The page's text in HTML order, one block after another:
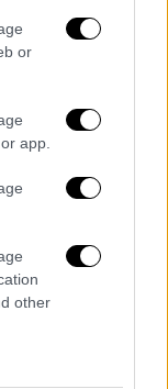
or
app.
other